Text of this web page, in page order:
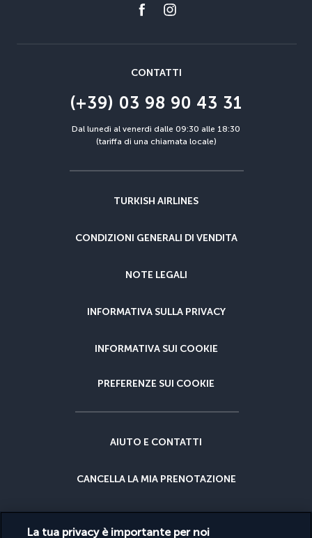
CONTATTI
(+39) 03 98 90 43 31
Dal lunedì al venerdì dalle 09:30 alle 18:30
(tariffa di una chiamata locale)
TURKISH AIRLINES
CONDIZIONI GENERALI DI VENDITA
NOTE LEGALI
INFORMATIVA SULLA PRIVACY
INFORMATIVA SUI COOKIE
PREFERENZE SUI COOKIE
AIUTO E CONTATTI
CANCELLA LA MIA PRENOTAZIONE
GARANZIA DEL MIGLIOR PREZZO
La tua privacy è importante per noi